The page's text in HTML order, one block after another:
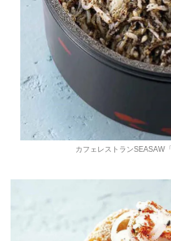
カフェレストランSEASAW